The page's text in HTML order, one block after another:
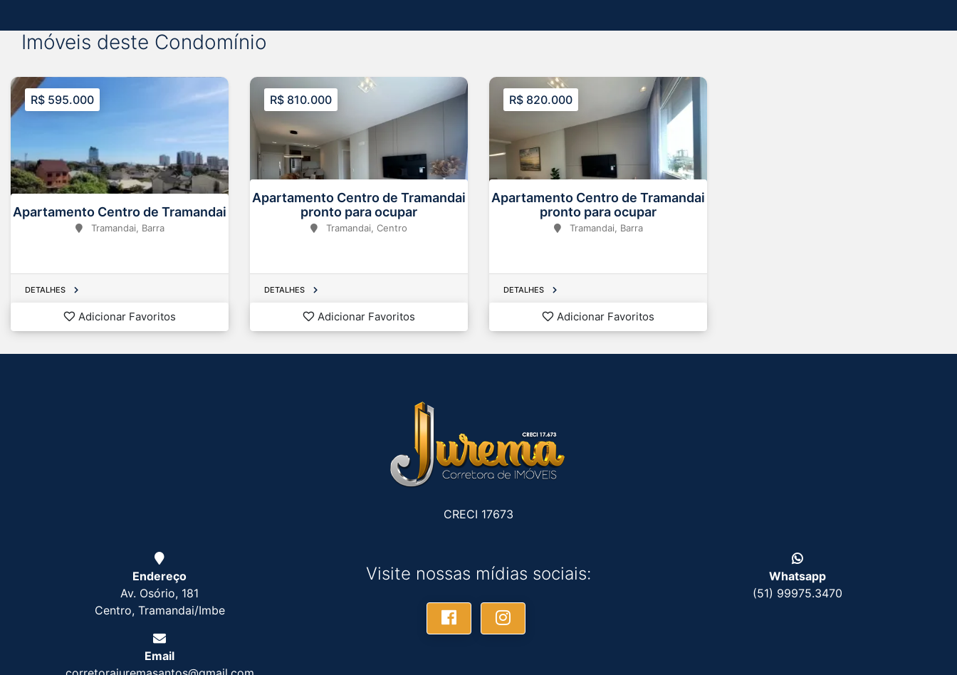
Imóveis deste Condomínio
R$ 595.000
Apartamento Centro de Tramandai
Tramandai, Barra
DETALHES
Adicionar Favoritos
R$ 810.000
Apartamento Centro de Tramandai
pronto para ocupar
Tramandai, Centro
DETALHES
Adicionar Favoritos
R$ 820.000
Apartamento Centro de Tramandai
pronto para ocupar
Tramandai, Barra
DETALHES
Adicionar Favoritos
CRECI 17673
Endereço
Av. Osório, 181
Centro, Tramandai/Imbe
Email
Visite nossas mídias sociais:
Whatsapp
(51) 99975.3470